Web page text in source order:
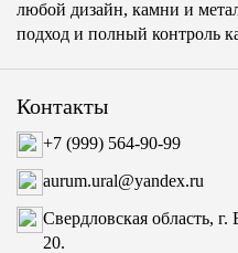
любой дизайн, камни и
подход и полный контроль
Контакты
+7 (999) 564-90-99
aurum.ural@yandex.ru
Свердловская область,
20.